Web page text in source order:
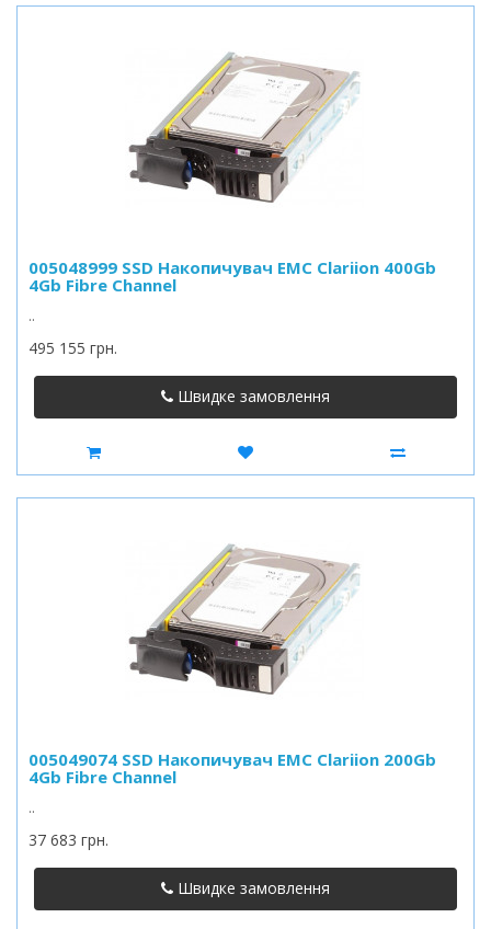
005048999 SSD Накопичувач EMC Clariion 400Gb
4Gb Fibre Channel
..
495 155 грн.
Швидке замовлення
005049074 SSD Накопичувач EMC Clariion 200Gb
4Gb Fibre Channel
..
37 683 грн.
Швидке замовлення